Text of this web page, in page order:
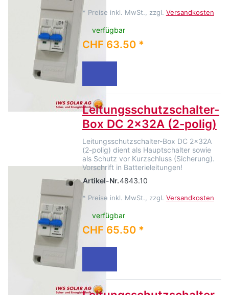
* Preise inkl. MwSt., zzgl. Versandkosten
verfügbar
CHF 63.50 *
Leitungsschutzschalter-
Box DC 2x32A (2-polig)
Leitungsschutzschalter-Box DC 2x32A
(2-polig) dient als Hauptschalter sowie
als Schutz vor Kurzschluss (Sicherung).
Vorschrift in Batterieleitungen!
Artikel-Nr.4843.10
* Preise inkl. MwSt., zzgl. Versandkosten
verfügbar
CHF 65.50 *